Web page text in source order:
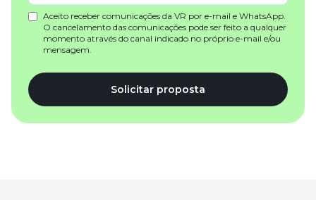
Aceito receber comunicações da VR por e-mail e WhatsApp.
O cancelamento das comunicações pode ser feito a qualquer
momento através do canal indicado no próprio e-mail e/ou
mensagem.
Solicitar proposta